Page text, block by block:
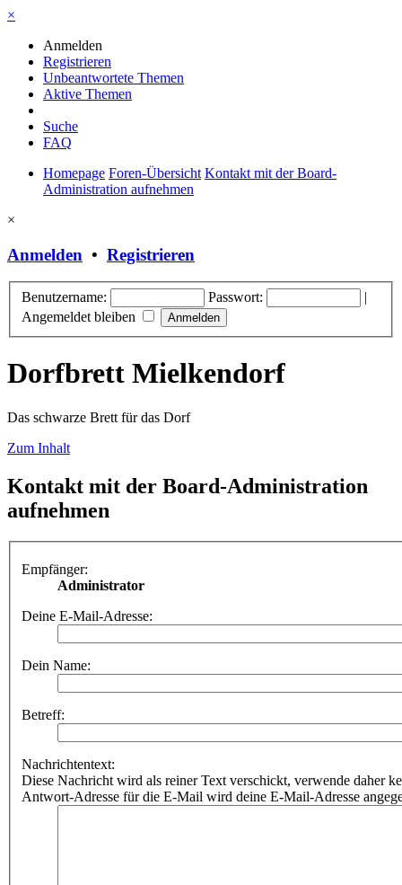
×
Anmelden
Registrieren
Unbeantwortete Themen
Aktive Themen
Suche
FAQ
Homepage Foren-Übersicht Kontakt mit der Board-
Administration aufnehmen
×
Anmelden • Registrieren
Benutzername: Passwort:
|
Angemeldet bleiben
Dorfbrett Mielkendorf
Das schwarze Brett für das Dorf
Zum Inhalt
Kontakt mit der Board-Administration
aufnehmen
Empfänger:
Administrator
Deine E-Mail-Adresse:
Dein Name:
Betreff:
Nachrichtentext:
Diese Nachricht wird als reiner Text verschickt, verwende daher
Antwort-Adresse für die E-Mail wird deine E-Mail-Adresse